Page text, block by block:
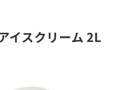
イスクリーム 2L